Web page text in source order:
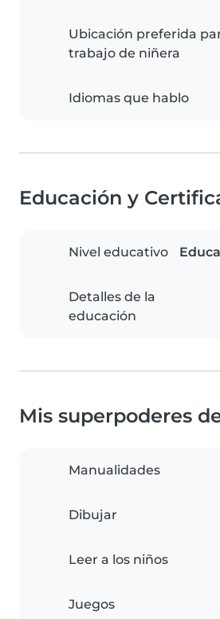
Ubicación preferida
trabajo de niñera
Idiomas que hablo
Educación y
Nivel educativo
Detalles de la
educación
Mis superpoderes
Manualidades
Dibujar
Leer a los niños
Juegos